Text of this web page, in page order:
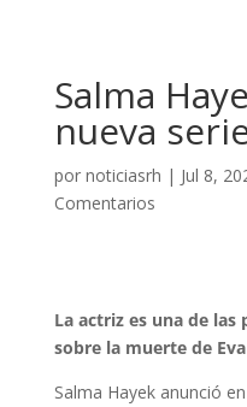
Salma
nueva
por noticiasrh | Jul 8,
Comentarios
La actriz es una de
sobre la muerte de
Salma Hayek anunció